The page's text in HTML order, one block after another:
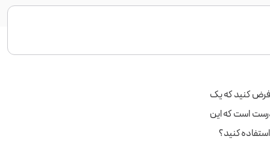
فرض کنید که یک
درست است که این
کنید؟